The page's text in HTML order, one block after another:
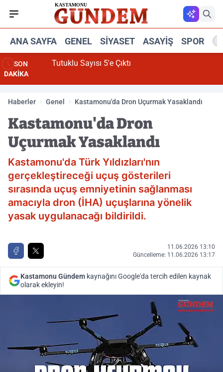
ANA SAYFA GENEL SIYASET ASAYIŞ SPOR
SON
DAKİKA
Tutuklu Sayısı 5'e Çıktı
Haberler Genel Kastamonu'da Dron Uçurmak Yasaklandı
Kastamonu'da Dron
Uçurmak Yasaklandı
Kastamonu'da Türk Yıldızları'nın
gerçekleştireceği uçuş gösterileri
sırasında uçuş emniyetinin sağlanması
amacıyla dron (İHA) uçuşlarına yönelik
yasak uygulanacağı bildirildi.
11.06.2026 13:10
Güncelleme: 11.06.2026 13:17
Kastamonu Gündem kaynağını Google'da tercih edilen kaynak
olarak ekleyin!